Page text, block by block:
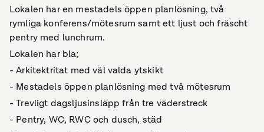
Lokalen har en mestadels öppen planlösning, två
rymliga konferens/mötesrum samt ett ljust och fräscht
pentry med lunchrum.
Lokalen har bla;
- Arkitektritat med väl valda ytskikt
- Mestadels öppen planlösning med två mötesrum
- Trevligt dagsljusinsläpp från tre väderstreck
- Pentry, WC, RWC och dusch, städ